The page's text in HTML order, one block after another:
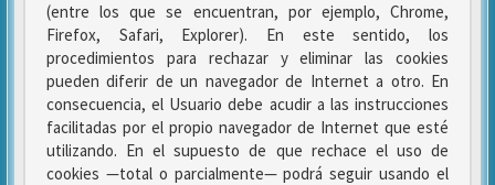
(entre los que se encuentran, por ejemplo, Chrome,
Firefox, Safari, Explorer). En este sentido, los
procedimientos para rechazar y eliminar las cookies
pueden diferir de un navegador de Internet a otro. En
consecuencia, el Usuario debe acudir a las instrucciones
facilitadas por el propio navegador de Internet que esté
utilizando. En el supuesto de que rechace el uso de
cookies —total o parcialmente— podrá seguir usando el